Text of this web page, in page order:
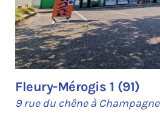
Fleury-Mérogis 1 (91)
9 rue du chêne à Champagne